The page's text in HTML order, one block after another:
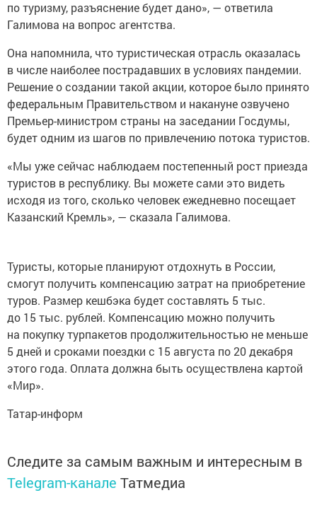
Галимова на вопрос агентства.
в числе наиболее пострадавших в условиях пандемии.
Решение о создании такой акции, которое было принято
федеральным Правительством и накануне озвучено
Премьер-министром страны на заседании Госдумы,
будет одним из шагов по привлечению потока туристов.
туристов в республику. Вы можете сами это видеть
исходя из того, сколько человек ежедневно посещает
Казанский Кремль», — сказала Галимова.
смогут получить компенсацию затрат на приобретение
туров. Размер кешбэка будет составлять 5 тыс.
до 15 тыс. рублей. Компенсацию можно получить
на покупку турпакетов продолжительностью не меньше
5 дней и сроками поездки с 15 августа по 20 декабря
этого года. Оплата должна быть осуществлена картой
«Мир».
Telegram-каналеТатмедиа